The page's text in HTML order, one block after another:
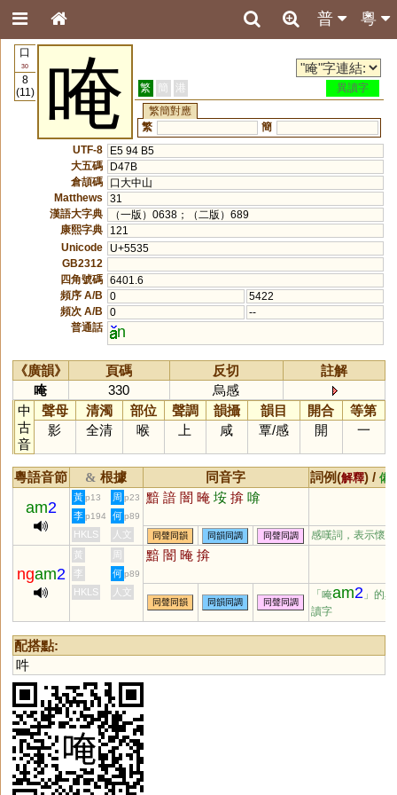
粵
普
口
30
8
(11)
唵 繁 簡 港
異讀字
繁簡對應
繁
簡
UTF-8
E5 94 B5
大五碼
D47B
倉頡碼
口大中山
Matthews
31
漢語大字典
（一版）0638；（二版）689
康熙字典
121
Unicode
U+5535
GB2312
四角號碼 6401.6
頻序 A/B
0
5422
頻次 A/B
0
--
普通話
n
《廣韻》 頁碼 反切
註解
唵
330
烏感
中
古
音
聲母 清濁 部位 聲調 韻攝 韻目 開合
等第
影
全清 喉 上 咸 覃/感 開 一
粵語音節 & 根據 同音字 詞例(解釋) / 備
am2
黃 p13 周 p23 黯 諳 闇 晻 垵 揜 啽
李 p194 何 p89
HKLS 人文 同聲同韻 同韻同調 同聲同調 感嘆詞，表示懷疑
ngam2
黃 周 黯 闇 晻 揜
李 何 p89
HKLS 人文
同聲同韻 同韻同調 同聲同調
「唵am2 」的異
讀字
配搭點:
吽